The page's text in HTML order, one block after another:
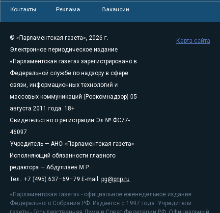
Контакты Реклама Вакансии
© «Парламентская газета», 2026 г.
Электронное периодическое издание
«Парламентская газета» зарегистрировано в
Федеральной службе по надзору в сфере
связи, информационных технологий и
массовых коммуникаций (Роскомнадзор) 05
августа 2011 года. 18+
Свидетельство о регистрации Эл № ФС77-
46097
Учредитель — АНО «Парламентская газета»
Исполняющий обязанности главного
редактора — Абдуллаев М.Р.
Тел.: +7 (495) 637–69–79 E-mail: pg@pnp.ru
«Парламентская газета» - официальное еженедельное издание
Федерального Собрания РФ. Издается с 1997 года. Учредители
Карта сайта